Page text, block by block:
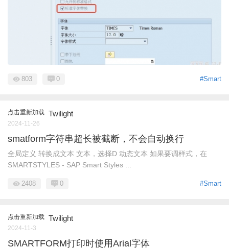
#Smart
803 0
点击重新加载 Twilight
2024-11-26
smatform字符串超长被截断，不会自动换行
全局定义 转换成文本 文本，选择D 动态文本 如果要调样式，在
SMARTSTYLES - SAP Smart Styles ...
#Smart
2408 0
点击重新加载 Twilight
2024-11-3
SMARTFORM打印时使用Arial字体